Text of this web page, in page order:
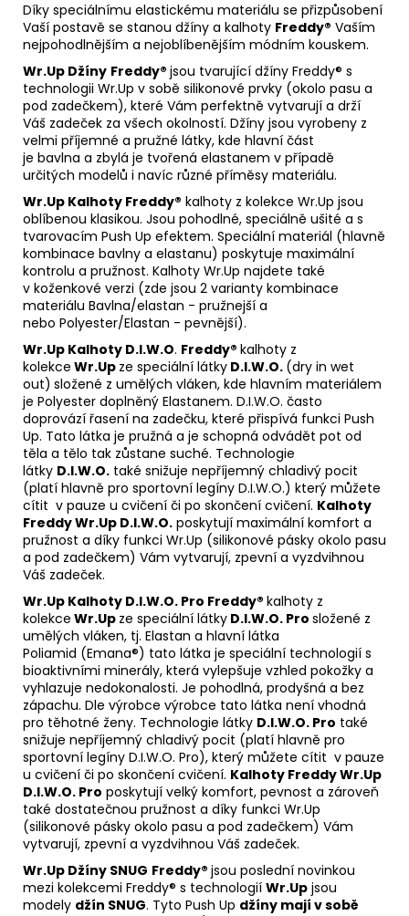
Díky speciálnímu elastickému materiálu se přizpůsobení
Vaší postavě se stanou džíny a kalhoty Freddy® Vaším
nejpohodlnějším a nejoblíbenějším módním kouskem.
Wr.Up Džíny Freddy® jsou tvarující džíny Freddy® s
technologii Wr.Up v sobě silikonové prvky (okolo pasu a
pod zadečkem), které Vám perfektně vytvarují a drží
Váš zadeček za všech okolností. Džíny jsou vyrobeny z
velmi příjemné a pružné látky, kde hlavní část
je bavlna a zbylá je tvořená elastanem v případě
určitých modelů i navíc různé příměsy materiálu.
Wr.Up Kalhoty Freddy® kalhoty z kolekce Wr.Up jsou
oblíbenou klasikou. Jsou pohodlné, speciálně ušité a s
tvarovacím Push Up efektem. Speciální materiál (hlavně
kombinace bavlny a elastanu) poskytuje maximální
kontrolu a pružnost. Kalhoty Wr.Up najdete také
v koženkové verzi (zde jsou 2 varianty kombinace
materiálu Bavlna/elastan - pružnejší a
nebo Polyester/Elastan - pevnější).
Wr.Up Kalhoty D.I.W.O. Freddy® kalhoty z
kolekce Wr.Up ze speciální látky D.I.W.O. (dry in wet
out) složené z umělých vláken, kde hlavním materiálem
je Polyester doplněný Elastanem. D.I.W.O. často
doprovází řasení na zadečku, které přispívá funkci Push
Up. Tato látka je pružná a je schopná odvádět pot od
těla a tělo tak zůstane suché. Technologie
látky D.I.W.O. také snižuje nepříjemný chladivý pocit
(platí hlavně pro sportovní legíny D.I.W.O.) který můžete
cítit v pauze u cvičení či po skončení cvičení. Kalhoty
Freddy Wr.Up D.I.W.O. poskytují maximální komfort a
pružnost a díky funkci Wr.Up (silikonové pásky okolo pasu
a pod zadečkem) Vám vytvarují, zpevní a vyzdvihnou
Váš zadeček.
Wr.Up Kalhoty D.I.W.O. Pro Freddy® kalhoty z
kolekce Wr.Up ze speciální látky D.I.W.O. Pro složené z
umělých vláken, tj. Elastan a hlavní látka
Poliamid (Emana®) tato látka je speciální technologií s
bioaktivními minerály, která vylepšuje vzhled pokožky a
vyhlazuje nedokonalosti. Je pohodlná, prodyšná a bez
zápachu. Dle výrobce výrobce tato látka není vhodná
pro těhotné ženy. Technologie látky D.I.W.O. Pro také
snižuje nepříjemný chladivý pocit (platí hlavně pro
sportovní legíny D.I.W.O. Pro), který můžete cítit v pauze
u cvičení či po skončení cvičení. Kalhoty Freddy Wr.Up
D.I.W.O. Pro poskytují velký komfort, pevnost a zároveň
také dostatečnou pružnost a díky funkci Wr.Up
(silikonové pásky okolo pasu a pod zadečkem) Vám
vytvarují, zpevní a vyzdvihnou Váš zadeček.
Wr.Up Džíny SNUG Freddy® jsou poslední novinkou
mezi kolekcemi Freddy® s technologií Wr.Up jsou
modely džín SNUG. Tyto Push Up džíny mají v sobě